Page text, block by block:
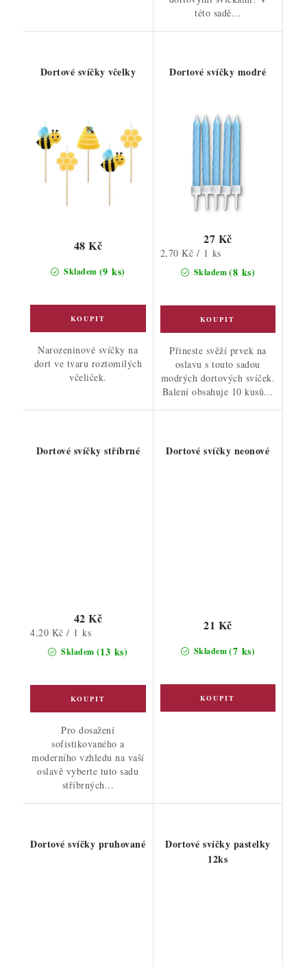
této sadě...
Dortové svíčky včelky
Skladem (9 ks)
48 Kč
Narozeninové svíčky na
dort ve tvaru roztomilých
včeliček.
Dortové svíčky modré
Skladem(8 ks)
27 Kč
Měrná
2,70 Kč / 1 ks
Přineste svěží prvek na
oslavu s touto sadou
modrých dortových svíček.
Balení obsahuje 10 kusů...
Dortové svíčky stříbrné
Skladem (13 ks)
42 Kč
Měrná
cena:
4,20 Kč / 1 ks
Pro dosažení
sofistikovaného a
moderního vzhledu na vaší
oslavě vyberte tuto sadu
stříbrných...
Dortové svíčky neonové
Skladem(7 ks)
21 Kč
Dortové svíčky pruhované
Dortové svíčky pastelky
12ks